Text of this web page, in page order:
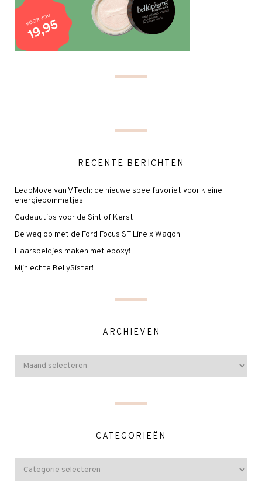
RECENTE BERICHTEN
LeapMove van VTech: de nieuwe speelfavoriet voor kleine
energiebommetjes
Cadeautips voor de Sint of Kerst
De weg op met de Ford Focus ST Line x Wagon
Haarspeldjes maken met epoxy!
Mijn echte BellySister!
ARCHIEVEN
CATEGORIEËN